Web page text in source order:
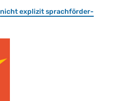
nicht ex­pli­zit sprach­för­der­